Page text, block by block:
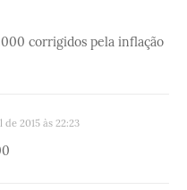
corrigidos pela inflação
de 2015 às 22:23